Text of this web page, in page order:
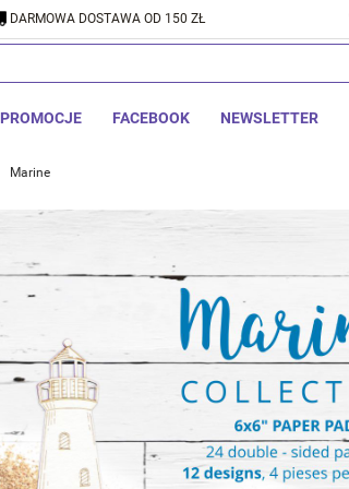
DARMOWA DOSTAWA OD 150 ZŁ
PROMOCJE FACEBOOK NEWSLETTER
Marine